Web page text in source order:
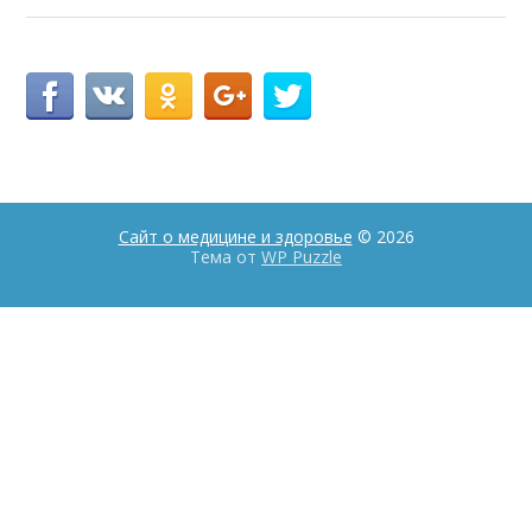
Сайт о медицине и здоровье © 2026
Тема от WP Puzzle